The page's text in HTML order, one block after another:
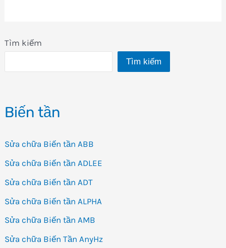
Tìm kiếm
Tìm kiếm
Biến tần
Sửa chữa Biến tần ABB
Sửa chữa Biến tần ADLEE
Sửa chữa Biến tần ADT
Sửa chữa Biến tần ALPHA
Sửa chữa Biến tần AMB
Sửa chữa Biến Tần AnyHz